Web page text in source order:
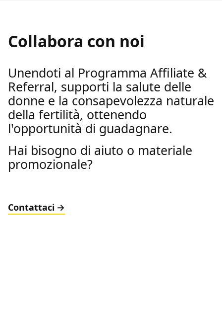
Collabora con noi
Unendoti al Programma Affiliate &
Referral, supporti la salute delle
donne e la consapevolezza naturale
della fertilità, ottenendo
l'opportunità di guadagnare.
Hai bisogno di aiuto o materiale
promozionale?
Contattaci